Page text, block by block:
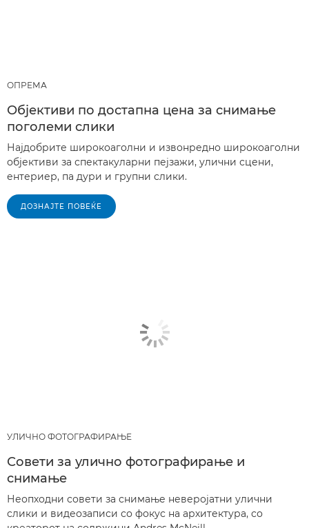
ОПРЕМА
Објективи по достапна цена за снимање
поголеми слики
Најдобрите широкоаголни и извонредно широкоаголни
објективи за спектакуларни пејзажи, улични сцени,
ентериер, па дури и групни слики.
ДОЗНАЈТЕ ПОВЕЌЕ
УЛИЧНО ФОТОГРАФИРАЊЕ
Совети за улично фотографирање и
снимање
Неопходни совети за снимање неверојатни улични
слики и видеозаписи со фокус на архитектура, со